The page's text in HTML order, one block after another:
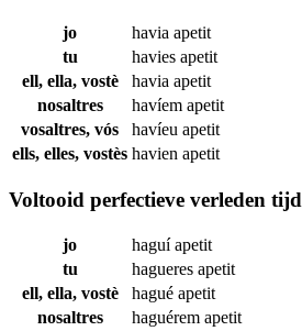
jo havia apetit
tu
havies apetit
ell, ella, vostè
havia apetit
nosaltres
havíem apetit
vosaltres, vós
havíeu apetit
ells, elles, vostès havien apetit
Voltooid perfectieve verleden tijd
jo haguíapetit
tu
hagueres apetit
ell, ella, vostè
hagué apetit
nosaltres
haguérem apetit